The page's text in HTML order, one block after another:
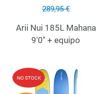
289,95 €
Arii Nui 185L Mahana
9'0'' + equipo
NO STOCK